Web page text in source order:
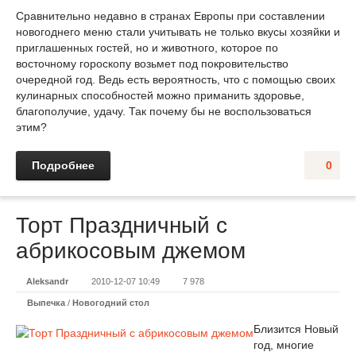
Сравнительно недавно в странах Европы при составлении
новогоднего меню стали учитывать не только вкусы хозяйки и
приглашенных гостей, но и животного, которое по
восточному гороскопу возьмет под покровительство
очередной год. Ведь есть вероятность, что с помощью своих
кулинарных способностей можно приманить здоровье,
благополучие, удачу. Так почему бы не воспользоваться
этим?
0
Подробнее
Торт Праздничный с
абрикосовым джемом
Aleksandr 2010-12-07 10:49 7 978
Выпечка / Новогодний стол
Близится Новый
год, многие